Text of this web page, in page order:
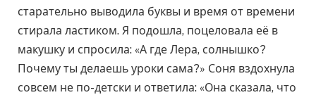
старательно выводила буквы и время от времени
стирала ластиком. Я подошла, поцеловала её в
макушку и спросила: «А где Лера, солнышко?
Почему ты делаешь уроки сама?» Соня вздохнула
совсем не по-детски и ответила: «Она сказала, что